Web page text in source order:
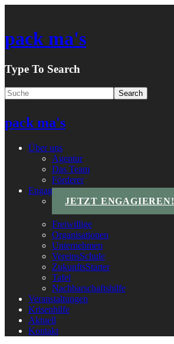
pack ma's
Type To Search
pack ma's
Über uns
Agentur
Das Team
Förderer
Engagements
JETZT ENGAGIEREN!
Freiwillige
Organisationen
Unternehmen
VereinsSchule
ZukunftsStarter
Tafel
Nachbarschaftshilfe
Veranstaltungen
Krisenhilfe
Aktuell
Kontakt